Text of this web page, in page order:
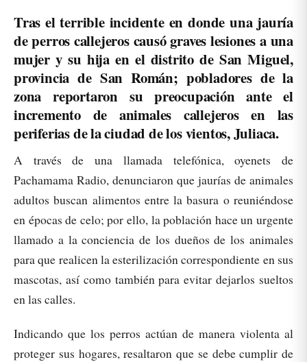
Tras el terrible incidente en donde una jauría
de perros callejeros causó graves lesiones a una
mujer y su hija en el distrito de San Miguel,
provincia de San Román; pobladores de la
zona reportaron su preocupación ante el
incremento de animales callejeros en las
periferias de la ciudad de los vientos, Juliaca.
A través de una llamada telefónica, oyenets de
Pachamama Radio, denunciaron que jaurías de animales
adultos buscan alimentos entre la basura o reuniéndose
en épocas de celo; por ello, la población hace un urgente
llamado a la conciencia de los dueños de los animales
para que realicen la esterilización correspondiente en sus
mascotas, así como también para evitar dejarlos sueltos
en las calles.
Indicando que los perros actúan de manera violenta al
proteger sus hogares, resaltaron que se debe cumplir de